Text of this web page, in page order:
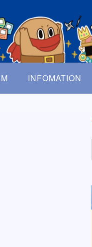
INFOMATION